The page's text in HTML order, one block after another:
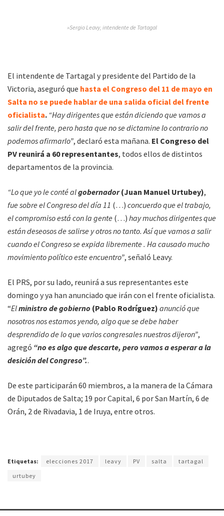
»Sergio Leavy, intendente de Tartagal
El intendente de Tartagal y presidente del Partido de la
Victoria, aseguró que hasta el Congreso del 11 de mayo en
Salta no se puede hablar de una salida oficial del frente
oficialista. “Hay dirigentes que están diciendo que vamos a
salir del frente, pero hasta que no se dictamine lo contrario no
podemos afirmarlo”, declaró esta mañana. El Congreso del
PV reunirá a 60 representantes, todos ellos de distintos
departamentos de la provincia.
“Lo que yo le conté algobernador(Juan Manuel Urtubey),
fue sobre el Congreso del día 11 (…) concuerdo que el trabajo,
el compromiso está con la gente (…) hay muchos dirigentes que
están deseosos de salirse y otros no tanto. Así que vamos a salir
cuando el Congreso se expida libremente . Ha causado mucho
movimiento político este encuentro”, señaló Leavy.
El PRS, por su lado, reunirá a sus representantes este
domingo y ya han anunciado que irán con el frente oficialista.
“Elministro de gobierno (Pablo Rodríguez) anunció que
nosotros nos estamos yendo, algo que se debe haber
desprendido de lo que varios congresales nuestros dijeron”,
agregó “no es algo que descarte, pero vamos a esperar a la
desición del Congreso”..
De este participarán 60 miembros, a la manera de la Cámara
de Diputados de Salta; 19 por Capital, 6 por San Martín, 6 de
Orán, 2 de Rivadavia, 1 de Iruya, entre otros.
Etiquetas: elecciones 2017 leavy PV salta
tartagal
urtubey